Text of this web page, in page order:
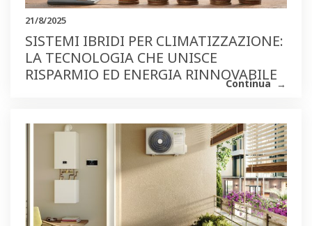
21/8/2025
SISTEMI IBRIDI PER CLIMATIZZAZIONE:
LA TECNOLOGIA CHE UNISCE
RISPARMIO ED ENERGIA RINNOVABILE
Continua